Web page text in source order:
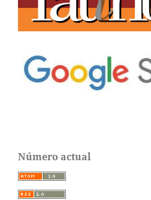
Número actual